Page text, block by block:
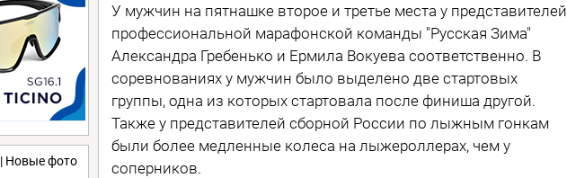
| Новые фото
У мужчин на пятнашке второе и третье места у представителей
профессиональной марафонской команды "Русская Зима"
Александра Гребенько и Ермила Вокуева соответственно. В
соревнованиях у мужчин было выделено две стартовых
группы, одна из которых стартовала после финиша другой.
Также у представителей сборной России по лыжным гонкам
были более медленные колеса на лыжероллерах, чем у
соперников.